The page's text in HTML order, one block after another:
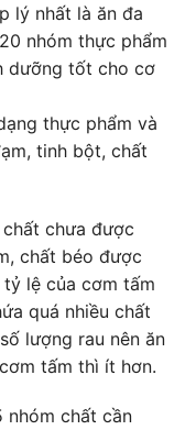
lý nhất là ăn đa
nhóm thực phẩm
dưỡng tốt cho cơ
thực phẩm và
tinh bột, chất
chưa được
chất béo được
lệ của cơm tấm
quá nhiều chất
lượng rau nên ăn
tấm thì ít hơn.
nhóm chất cần